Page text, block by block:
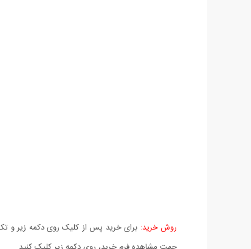
روش خرید: برای خرید پس از کلیک روی دکمه زیر و